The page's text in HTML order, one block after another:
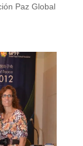
Paz Global